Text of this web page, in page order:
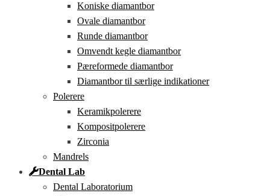
Koniske diamantbor
Ovale diamantbor
Runde diamantbor
Omvendt kegle diamantbor
Pæreformede diamantbor
Diamantbor til særlige indikationer
Polerere
Keramikpolerere
Kompositpolerere
Zirconia
Mandrels
Dental Lab
Dental Laboratorium